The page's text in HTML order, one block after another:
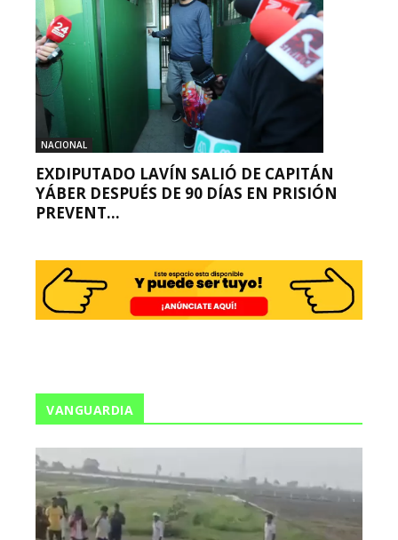
NACIONAL
EXDIPUTADO LAVÍN SALIÓ DE CAPITÁN
YÁBER DESPUÉS DE 90 DÍAS EN PRISIÓN
PREVENT...
VANGUARDIA